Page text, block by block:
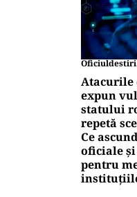
Atacurile
expun
statului
repetă
Ce
oficiale
pentru